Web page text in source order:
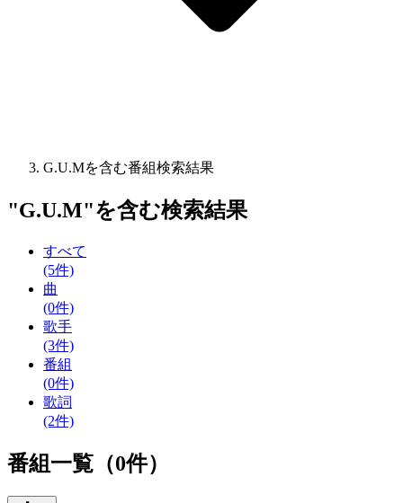
G.U.Mを含む番組検索結果
"G.U.M"を含む検索結果
すべて
(5件)
曲
(0件)
歌手
(3件)
番組
(0件)
歌詞
(2件)
番組一覧（0件）